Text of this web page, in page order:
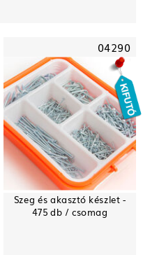
04290
Szeg és akasztó készlet -
475 db / csomag